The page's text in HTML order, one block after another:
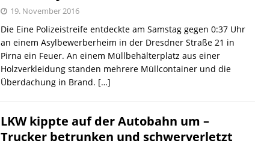
19. November 2016
Die Eine Polizeistreife entdeckte am Samstag gegen 0:37 Uhr
an einem Asylbewerberheim in der Dresdner Straße 21 in
Pirna ein Feuer. An einem Müllbehälterplatz aus einer
Holzverkleidung standen mehrere Müllcontainer und die
Überdachung in Brand. […]
LKW kippte auf der Autobahn um –
Trucker betrunken und schwerverletzt